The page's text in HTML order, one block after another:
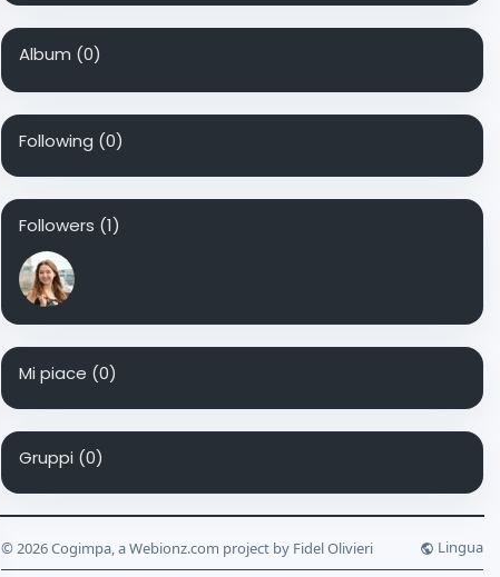
Album (0)
Following (0)
Followers (1)
Mi piace (0)
Gruppi (0)
© 2026 Cogimpa, a Webionz.com project by Fidel Olivieri Lingua